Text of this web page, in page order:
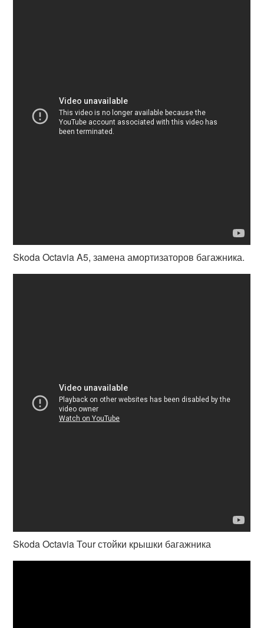
Skoda Octavia A5, замена амортизаторов багажника.
Skoda Octavia Tour стойки крышки багажника